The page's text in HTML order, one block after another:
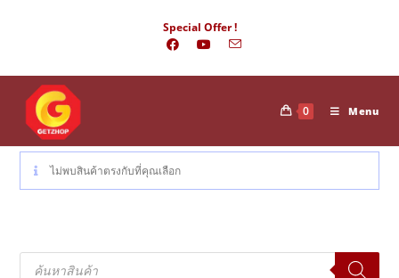
Special Offer !
0 Menu
ไม่พบสินค้าตรงกับที่คุณเลือก
Products
search